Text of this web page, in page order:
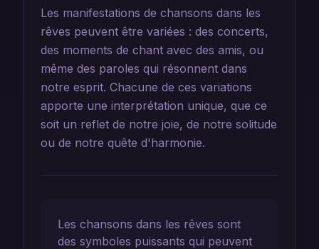
Les manifestations de chansons dans les
rêves peuvent être variées : des concerts,
des moments de chant avec des amis, ou
même des paroles qui résonnent dans
notre esprit. Chacune de ces variations
apporte une interprétation unique, que ce
soit un reflet de notre joie, de notre solitude
ou de notre quête d'harmonie.
Les chansons dans les rêves sont
des symboles puissants qui peuvent